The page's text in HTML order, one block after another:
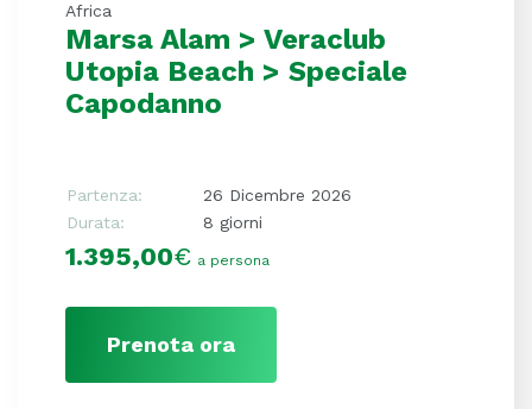
Africa
Marsa Alam > Veraclub
Utopia Beach > Speciale
Capodanno
Partenza:
26 Dicembre 2026
Durata:
8 giorni
1.395,00€ a persona
Prenota ora